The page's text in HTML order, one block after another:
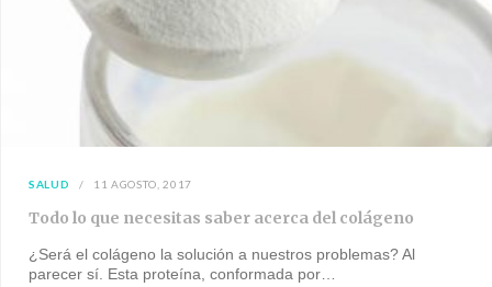
SALUD 11 AGOSTO, 2017
Todo lo que necesitas saber acerca del colágeno
¿Será el colágeno la solución a nuestros problemas? Al
parecer sí. Esta proteína, conformada por…